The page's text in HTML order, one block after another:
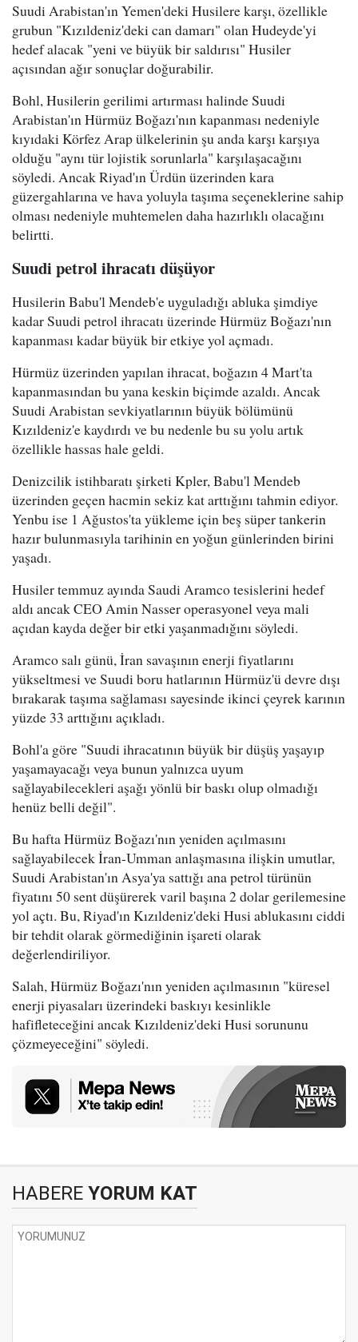
Suudi Arabistan'ın Yemen'deki Husilere karşı, özellikle
grubun "Kızıldeniz'deki can damarı" olan Hudeyde'yi
hedef alacak "yeni ve büyük bir saldırısı" Husiler
açısından ağır sonuçlar doğurabilir.
Bohl, Husilerin gerilimi artırması halinde Suudi
Arabistan'ın Hürmüz Boğazı'nın kapanması nedeniyle
kıyıdaki Körfez Arap ülkelerinin şu anda karşı karşıya
olduğu "aynı tür lojistik sorunlarla" karşılaşacağını
söyledi. Ancak Riyad'ın Ürdün üzerinden kara
güzergahlarına ve hava yoluyla taşıma seçeneklerine sahip
olması nedeniyle muhtemelen daha hazırlıklı olacağını
belirtti.
Suudi petrol ihracatı düşüyor
Husilerin Babu'l Mendeb'e uyguladığı abluka şimdiye
kadar Suudi petrol ihracatı üzerinde Hürmüz Boğazı'nın
kapanması kadar büyük bir etkiye yol açmadı.
Hürmüz üzerinden yapılan ihracat, boğazın 4 Mart'ta
kapanmasından bu yana keskin biçimde azaldı. Ancak
Suudi Arabistan sevkiyatlarının büyük bölümünü
Kızıldeniz'e kaydırdı ve bu nedenle bu su yolu artık
özellikle hassas hale geldi.
Denizcilik istihbaratı şirketi Kpler, Babu'l Mendeb
üzerinden geçen hacmin sekiz kat arttığını tahmin ediyor.
Yenbu ise 1 Ağustos'ta yükleme için beş süper tankerin
hazır bulunmasıyla tarihinin en yoğun günlerinden birini
yaşadı.
Husiler temmuz ayında Saudi Aramco tesislerini hedef
aldı ancak CEO Amin Nasser operasyonel veya mali
açıdan kayda değer bir etki yaşanmadığını söyledi.
Aramco salı günü, İran savaşının enerji fiyatlarını
yükseltmesi ve Suudi boru hatlarının Hürmüz'ü devre dışı
bırakarak taşıma sağlaması sayesinde ikinci çeyrek karının
yüzde 33 arttığını açıkladı.
Bohl'a göre "Suudi ihracatının büyük bir düşüş yaşayıp
yaşamayacağı veya bunun yalnızca uyum
sağlayabilecekleri aşağı yönlü bir baskı olup olmadığı
henüz belli değil".
Bu hafta Hürmüz Boğazı'nın yeniden açılmasını
sağlayabilecek İran-Umman anlaşmasına ilişkin umutlar,
Suudi Arabistan'ın Asya'ya sattığı ana petrol türünün
fiyatını 50 sent düşürerek varil başına 2 dolar gerilemesine
yol açtı. Bu, Riyad'ın Kızıldeniz'deki Husi ablukasını ciddi
bir tehdit olarak görmediğinin işareti olarak
değerlendiriliyor.
Salah, Hürmüz Boğazı'nın yeniden açılmasının "küresel
enerji piyasaları üzerindeki baskıyı kesinlikle
hafifleteceğini ancak Kızıldeniz'deki Husi sorununu
çözmeyeceğini" söyledi.
HABERE YORUM KAT